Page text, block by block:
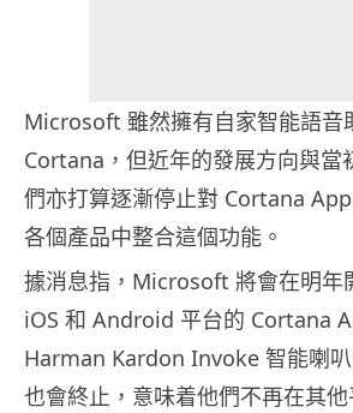
Microsoft 雖然擁有自家智能語音
Cortana，但近年的發展方向與當
們亦打算逐漸停止對 Cortana
各個產品中整合這個功能。
據消息指，Microsoft 將會在明年
iOS 和 Android 平台的 Cortana
Harman Kardon Invoke 智能喇
也會終止，意味着他們不再在其